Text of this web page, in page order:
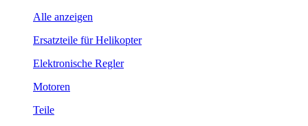
Alle anzeigen
Ersatzteile für Helikopter
Elektronische Regler
Motoren
Teile